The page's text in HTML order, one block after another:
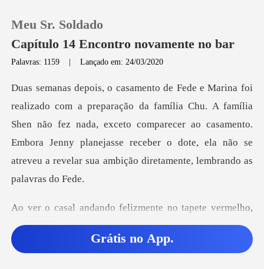
0
Loja
Baixar App
Meu Sr. Soldado
Capítulo 14 Encontro novamente no bar
Palavras: 1159 |Lançado em: 24/03/2020
u. A família
Shen não fez nada, exceto comparecer ao casamento.
Embora Jenny planejasse recebe
o felizmente no tapet
Grátis no App.